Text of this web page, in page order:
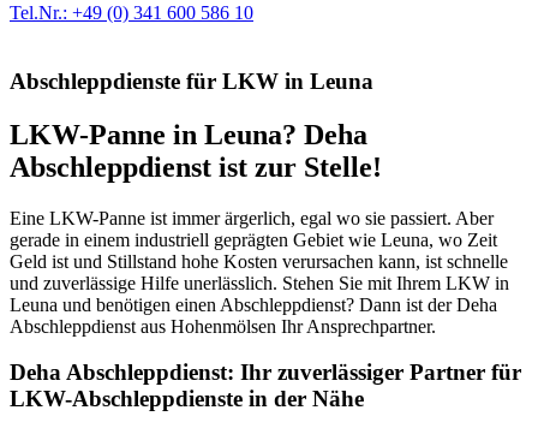
Tel.Nr.: +49 (0) 341 600 586 10
Abschleppdienste für LKW in Leuna
LKW-Panne in Leuna? Deha
Abschleppdienst ist zur Stelle!
Eine LKW-Panne ist immer ärgerlich, egal wo sie passiert. Aber
gerade in einem industriell geprägten Gebiet wie Leuna, wo Zeit
Geld ist und Stillstand hohe Kosten verursachen kann, ist schnelle
und zuverlässige Hilfe unerlässlich. Stehen Sie mit Ihrem LKW in
Leuna und benötigen einen Abschleppdienst? Dann ist der Deha
Abschleppdienst aus Hohenmölsen Ihr Ansprechpartner.
Deha Abschleppdienst: Ihr zuverlässiger Partner für
LKW-Abschleppdienste in der Nähe